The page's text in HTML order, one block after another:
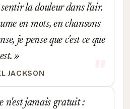
sentir la douleur dans l'air.
en mots, en chansons
je pense que c'est ce que
JACKSON
n'est jamais gratuit :